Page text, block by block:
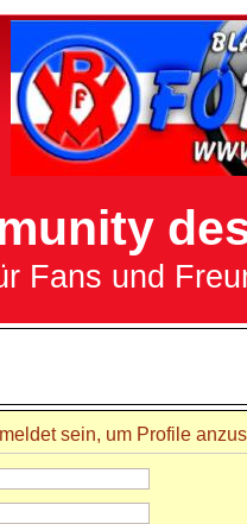
Fans und
sein, um Profile